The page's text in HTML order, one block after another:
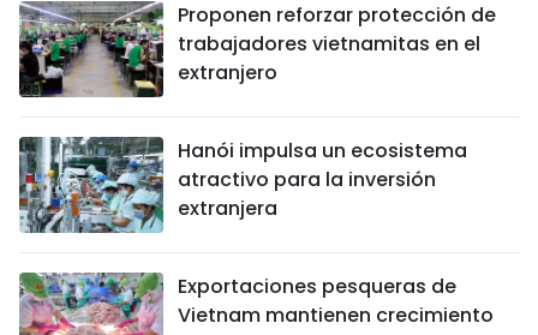
Proponen reforzar protección de
trabajadores vietnamitas en el
extranjero
Hanói impulsa un ecosistema
atractivo para la inversión
extranjera
Exportaciones pesqueras de
Vietnam mantienen crecimiento